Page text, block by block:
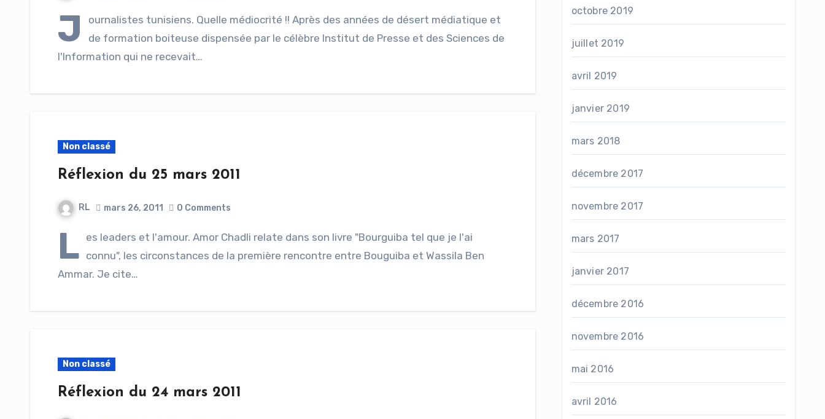
J
ournalistes tunisiens. Quelle médiocrité !! Après des années de désert médiatique et
de formation boiteuse dispensée par le célèbre Institut de Presse et des Sciences de
l'Information qui ne recevait…
Non classé
Réflexion du 25 mars 2011
RL mars 26, 2011 0 Comments
L es leaders et l'amour. Amor Chadli relate dans son livre "Bourguiba tel que je l'ai
connu", les circonstances de la première rencontre entre Bouguiba et Wassila Ben
Ammar. Je cite…
Non classé
Réflexion du 24 mars 2011
octobre 2019
juillet 2019
avril 2019
janvier 2019
mars 2018
décembre 2017
novembre 2017
mars 2017
janvier 2017
décembre 2016
novembre 2016
mai 2016
avril 2016